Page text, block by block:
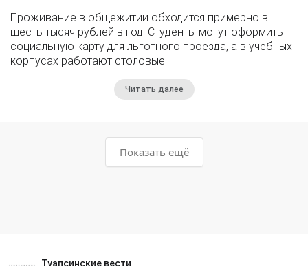
Проживание в общежитии обходится примерно в
шесть тысяч рублей в год. Студенты могут оформить
социальную карту для льготного проезда, а в учебных
корпусах работают столовые.
Читать далее
Показать ещё
Туапсинские вести